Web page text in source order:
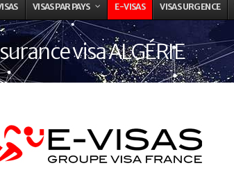
VISAS PAR PAYS E-VISAS VISAS URGENCE
visa ALGÉRIE